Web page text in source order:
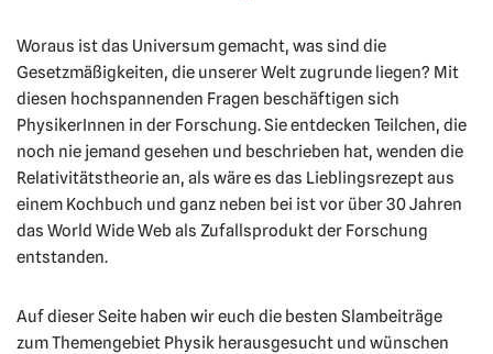
Woraus ist das Universum gemacht, was sind die
Gesetzmäßigkeiten, die unserer Welt zugrunde liegen? Mit
diesen hochspannenden Fragen beschäftigen sich
PhysikerInnen in der Forschung. Sie entdecken Teilchen, die
noch nie jemand gesehen und beschrieben hat, wenden die
Relativitätstheorie an, als wäre es das Lieblingsrezept aus
einem Kochbuch und ganz neben bei ist vor über 30 Jahren
das World Wide Web als Zufallsprodukt der Forschung
entstanden.
Auf dieser Seite haben wir euch die besten Slambeiträge
zum Themengebiet Physik herausgesucht und wünschen